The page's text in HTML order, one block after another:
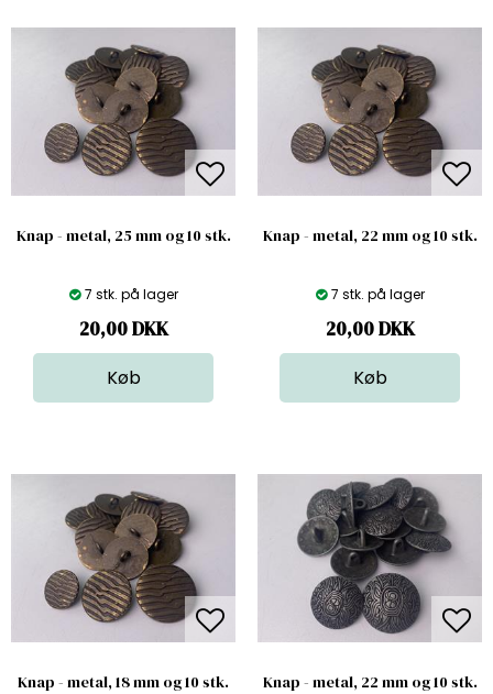
Knap - metal, 25 mm og 10 stk.
7 stk. på lager
20,00DKK
Knap - metal, 22 mm og 10 stk.
7 stk. på lager
20,00DKK
Knap - metal, 18 mm og 10 stk. Knap - metal, 22 mm og 10 stk.